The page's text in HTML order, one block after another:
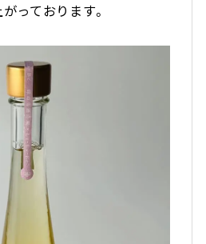
っております。